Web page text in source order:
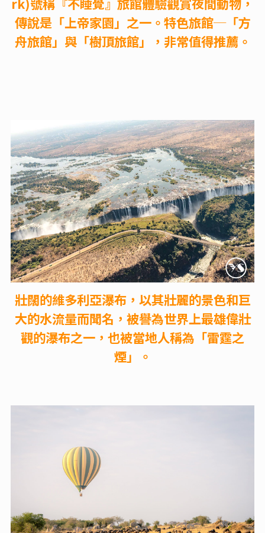
傳說是「上帝家園」之一。特色旅館─「方
舟旅館」與「樹頂旅館」，非常值得推薦。
壯闊的維多利亞瀑布，以其壯麗的景色和巨
大的水流量而聞名，被譽為世界上最雄偉壯
觀的瀑布之一，也被當地人稱為「雷霆之
煙」。